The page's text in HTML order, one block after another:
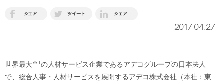
2017.04.27
世界最大※1の人材サービス企業であるアデコグループの日本法人
で、総合人事・人材サービスを展開するアデコ株式会社（本社：東